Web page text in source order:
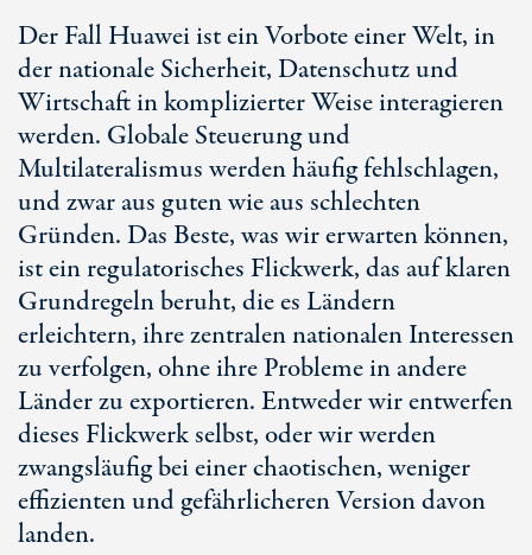
Der Fall Huawei ist ein Vorbote einer Welt, in
der nationale Sicherheit, Datenschutz und
Wirtschaft in komplizierter Weise interagieren
werden. Globale Steuerung und
Multilateralismus werden häufig fehlschlagen,
und zwar aus guten wie aus schlechten
Gründen. Das Beste, was wir erwarten können,
ist ein regulatorisches Flickwerk, das auf klaren
Grundregeln beruht, die es Ländern
erleichtern, ihre zentralen nationalen Interessen
zu verfolgen, ohne ihre Probleme in andere
Länder zu exportieren. Entweder wir entwerfen
dieses Flickwerk selbst, oder wir werden
zwangsläufig bei einer chaotischen, weniger
effizienten und gefährlicheren Version davon
landen.